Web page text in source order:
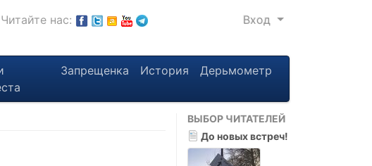
Читайте нас: Вход
Запрещенка История Дерьмометр
ВЫБОР ЧИТАТЕЛЕЙ
До новых встреч!